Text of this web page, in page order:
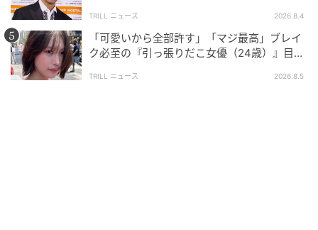
TRILL ニュース 2026.8.4
「可愛いから全部許す」「マジ最高」ブレイ
ク必至の『引っ張りだこ女優（24歳）』目が
TRILL ニュース 2026.8.5